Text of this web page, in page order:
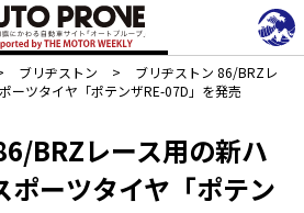
ブリヂストン >
ブリヂストン 86/BRZレ
ーツタイヤ「ポテンザRE-07D」を発売
BRZレース用の新ハ
ポーツタイヤ「ポテン